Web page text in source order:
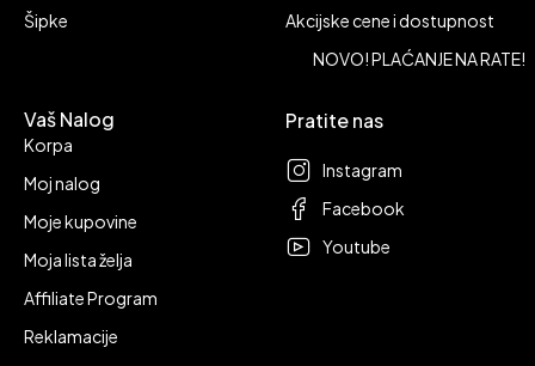
Šipke
Akcijske cene i dostupnost
NOVO! PLAĆANJE NA RATE!
Vaš Nalog
Korpa
Moj nalog
Moje kupovine
Moja lista želja
Affiliate Program
Reklamacije
Pratite nas
Instagram
Facebook
Youtube